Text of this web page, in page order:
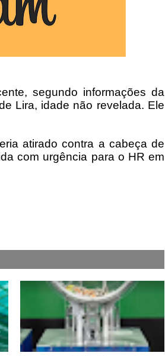
segundo informações da
Lira, idade não revelada. Ele
atirado contra a cabeça de
com urgência para o HR em